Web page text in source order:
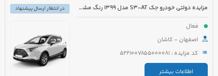
مزایده دولتی خودرو جک S3-AT مدل 1399 رنگ مشکی
فعال
اصفهان - کاشان
کد مزایده : 5221007855000081
اطلاعات بیشتر
در انتظار ارسال پیشنهاد